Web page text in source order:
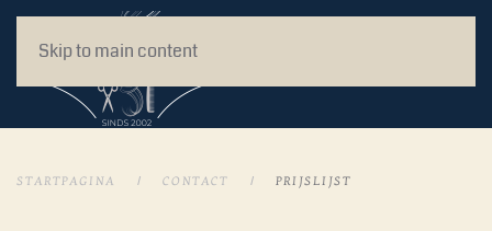
Skip to main content
STARTPAGINA CONTACT PRIJSLIJST